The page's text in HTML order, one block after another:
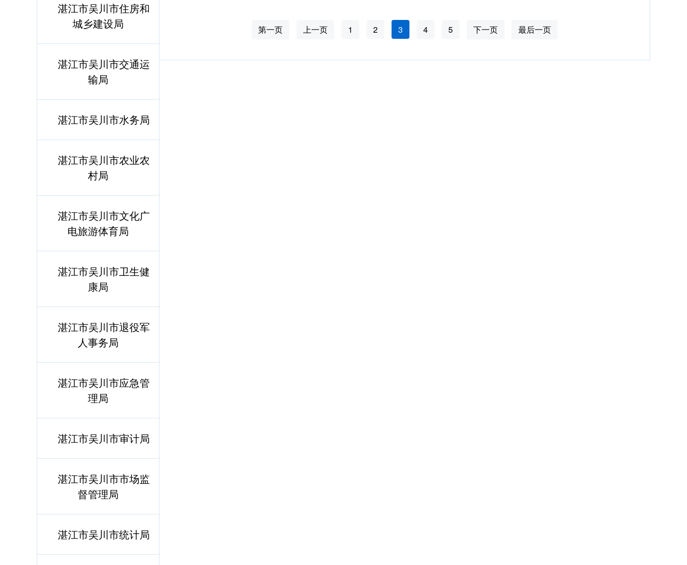
湛江市吴川市住房和
城乡建设局
湛江市吴川市交通运
输局
湛江市吴川市水务局
湛江市吴川市农业农
村局
湛江市吴川市文化广
电旅游体育局
湛江市吴川市卫生健
康局
湛江市吴川市退役军
人事务局
湛江市吴川市应急管
理局
湛江市吴川市审计局
湛江市吴川市市场监
督管理局
湛江市吴川市统计局
第一页 上一页 1 2 3 4 5 下一页 最后一页